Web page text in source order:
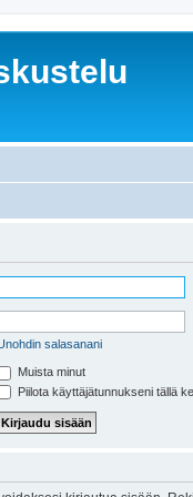
salasanani
Muista minut
Piilota käyttäjätunnukseni tällä